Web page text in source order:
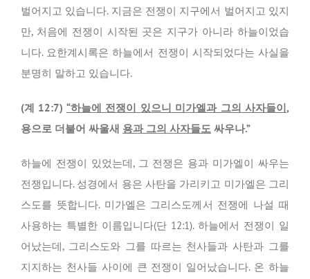
벌어지고 있습니다. 지금은 전쟁이 지구에서 벌어지고 있지
만, 처음에 전쟁이 시작된 곳은 지구가 아니라 하늘이었습
니다. 요한계시록은 하늘에서 전쟁이 시작되었다는 사실을
분명히 말하고 있습니다.
(계 12:7) “하늘에 전쟁이 있으니 미가엘과 그의 사자들이,
용으로 더불어 싸울새 용과 그의 사자들도 싸우나.”
하늘에 전쟁이 있었는데, 그 전쟁은 용과 미가엘이 싸우는
전쟁입니다. 성경에서 용은 사탄을 가리키고 미가엘은 그리
스도를 뜻합니다. 미가엘은 그리스도께서 전쟁에 나설 때
사용하는 특별한 이름입니다(단 12:1). 하늘에서 전쟁이 일
어났는데, 그리스도와 그를 따르는 천사들과 사탄과 그를
지지하는 천사들 사이에 큰 전쟁이 일어났습니다. 온 하늘